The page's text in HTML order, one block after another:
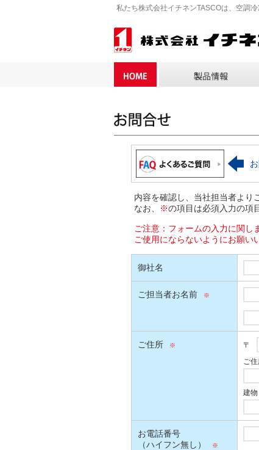
私たち株式会社イチネンTASCOは、空調
内容を確認し、当社担当者より
なお、
※の項目は必須入力の項
ご注意：フォームの入力に関し
ご使用にならないようにお願い
御社名
ご担当者お名前
ご住所 〒
ご
建
お電話番号
（ハイフン無し）